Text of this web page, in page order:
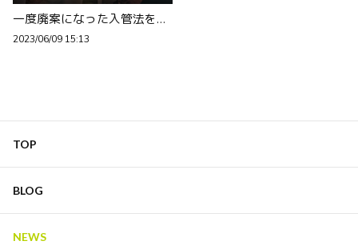
家族と引き離される
一度廃案になった入管法を厚顔無恥にも可決、此処は日本でしょ？入管は別の国。
2023/06/09 15:13
TOP
BLOG
NEWS